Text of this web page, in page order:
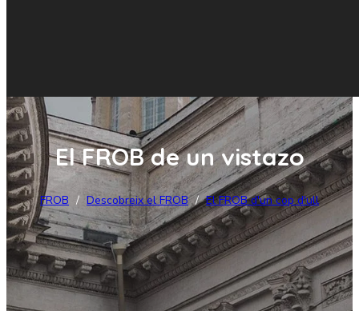
El FROB de un vistazo
FROB / Descobreix el FROB / El FROB d'un cop d'ull